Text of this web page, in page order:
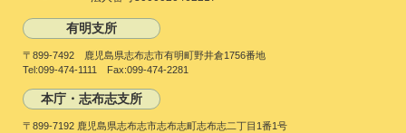
有明支所
〒899-7492 鹿児島県志布志市有明町野井倉1756番地
Tel:099-474-1111 Fax:099-474-2281
本庁・志布志支所
〒899-7192 鹿児島県志布志市志布志町志布志二丁目1番1号